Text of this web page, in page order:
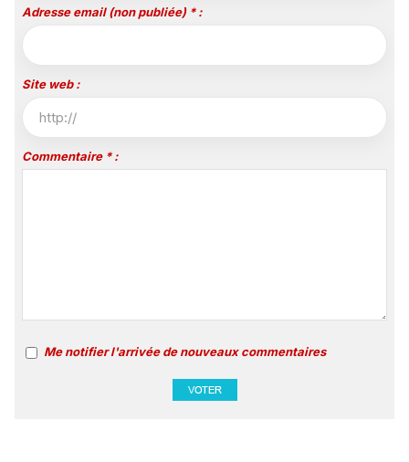
Adresse email (non publiée) * :
Site web :
Commentaire * :
Me notifier l'arrivée de nouveaux commentaires